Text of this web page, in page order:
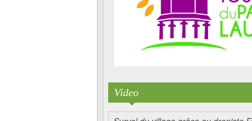
Video